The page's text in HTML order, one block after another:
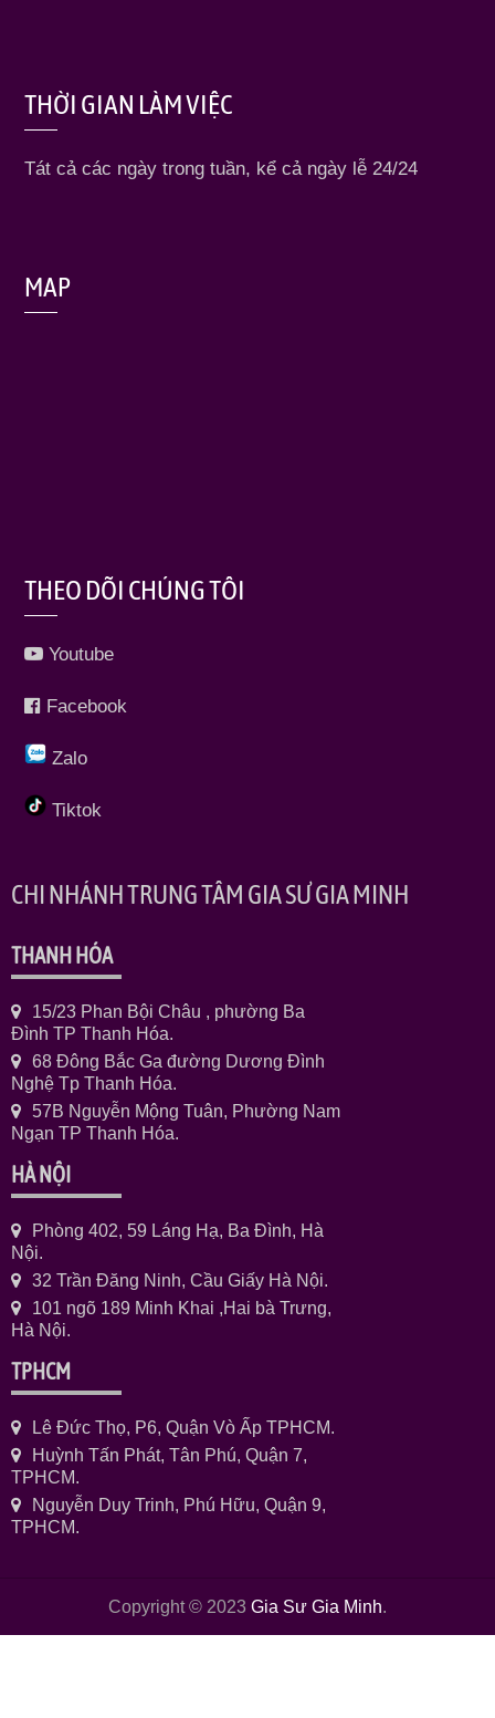
THỜI GIAN LÀM VIỆC
Tát cả các ngày trong tuần, kể cả ngày lễ 24/24
MAP
THEO DÕI CHÚNG TÔI
Youtube
Facebook
Zalo
Tiktok
CHI NHÁNH TRUNG TÂM GIA SƯ GIA MINH
THANH HÓA
15/23 Phan Bội Châu , phường Ba
Đình TP Thanh Hóa.
68 Đông Bắc Ga đường Dương Đình
Nghệ Tp Thanh Hóa.
57B Nguyễn Mộng Tuân, Phường Nam
Ngạn TP Thanh Hóa.
HÀ NỘI
Phòng 402, 59 Láng Hạ, Ba Đình, Hà
Nội.
32 Trần Đăng Ninh, Cầu Giấy Hà Nội.
101 ngõ 189 Minh Khai ,Hai bà Trưng,
Hà Nội.
TPHCM
Lê Đức Thọ, P6, Quận Vò Ấp TPHCM.
Huỳnh Tấn Phát, Tân Phú, Quận 7,
TPHCM.
Nguyễn Duy Trinh, Phú Hữu, Quận 9,
TPHCM.
Copyright © 2023 Gia Sư Gia Minh.